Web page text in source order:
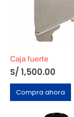
Caja fuerte
S/ 1,500.00
Compra ahora